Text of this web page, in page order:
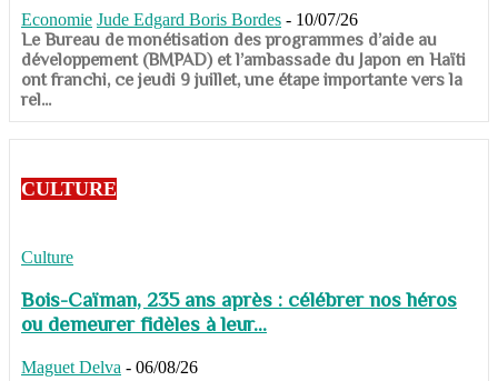
Economie Jude Edgard Boris Bordes - 10/07/26
​​​​​​​Le Bureau de monétisation des programmes d’aide au
développement (BMPAD) et l’ambassade du Japon en Haïti
ont franchi, ce jeudi 9 juillet, une étape importante vers la
rel...
CULTURE
Culture
Bois-Caïman, 235 ans après : célébrer nos héros
ou demeurer fidèles à leur...
Maguet Delva - 06/08/26